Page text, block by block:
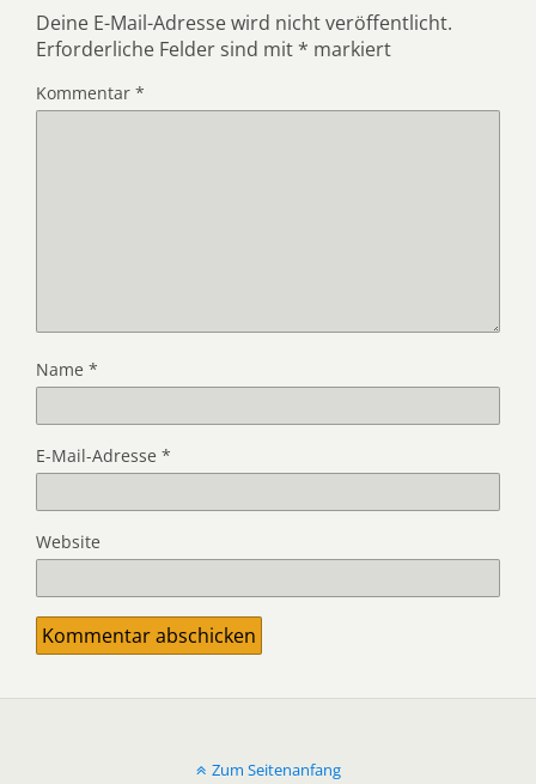
Deine E-Mail-Adresse wird nicht veröffentlicht.
Erforderliche Felder sind mit * markiert
Kommentar *
Name *
E-Mail-Adresse *
Website
Zum Seitenanfang